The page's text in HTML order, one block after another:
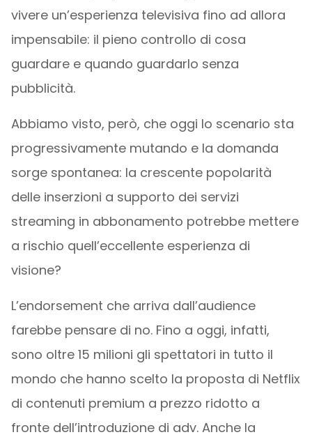
vivere un’esperienza televisiva fino ad allora
impensabile: il pieno controllo di cosa
guardare e quando guardarlo senza
pubblicità.
Abbiamo visto, però, che oggi lo scenario sta
progressivamente mutando e la domanda
sorge spontanea: la crescente popolarità
delle inserzioni a supporto dei servizi
streaming in abbonamento potrebbe mettere
a rischio quell’eccellente esperienza di
visione?
L’endorsement che arriva dall’audience
farebbe pensare di no. Fino a oggi, infatti,
sono oltre 15 milioni gli spettatori in tutto il
mondo che hanno scelto la proposta di Netflix
di contenuti premium a prezzo ridotto a
fronte dell’introduzione di adv. Anche la